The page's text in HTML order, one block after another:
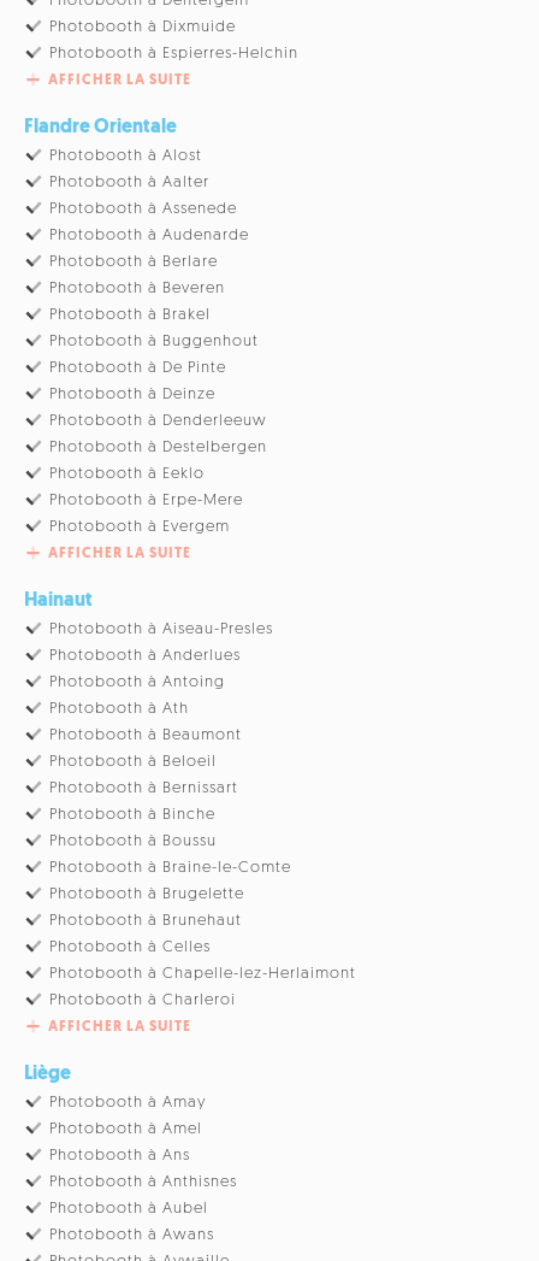
Photobooth à Dixmuide
Photobooth à Espierres-Helchin
AFFICHER LA SUITE
Flandre Orientale
Photobooth à Alost
Photobooth à Aalter
Photobooth à Assenede
Photobooth à Audenarde
Photobooth à Berlare
Photobooth à Beveren
Photobooth à Brakel
Photobooth à Buggenhout
Photobooth à De Pinte
Photobooth à Deinze
Photobooth à Denderleeuw
Photobooth à Destelbergen
Photobooth à Eeklo
Photobooth à Erpe-Mere
Photobooth à Evergem
AFFICHER LA SUITE
Hainaut
Photobooth à Aiseau-Presles
Photobooth à Anderlues
Photobooth à Antoing
Photobooth à Ath
Photobooth à Beaumont
Photobooth à Beloeil
Photobooth à Bernissart
Photobooth à Binche
Photobooth à Boussu
Photobooth à Braine-le-Comte
Photobooth à Brugelette
Photobooth à Brunehaut
Photobooth à Celles
Photobooth à Chapelle-lez-Herlaimont
Photobooth à Charleroi
AFFICHER LA SUITE
Liège
Photobooth à Amay
Photobooth à Amel
Photobooth à Ans
Photobooth à Anthisnes
Photobooth à Aubel
Photobooth à Awans